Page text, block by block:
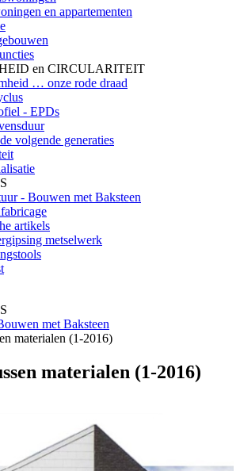
en appartementen
en CIRCULARITEIT
… onze rode draad
- EPDs
volgende generaties
- Bouwen met Baksteen
artikels
metselwerk
met Baksteen
materialen (1-2016)
materialen (1-2016)